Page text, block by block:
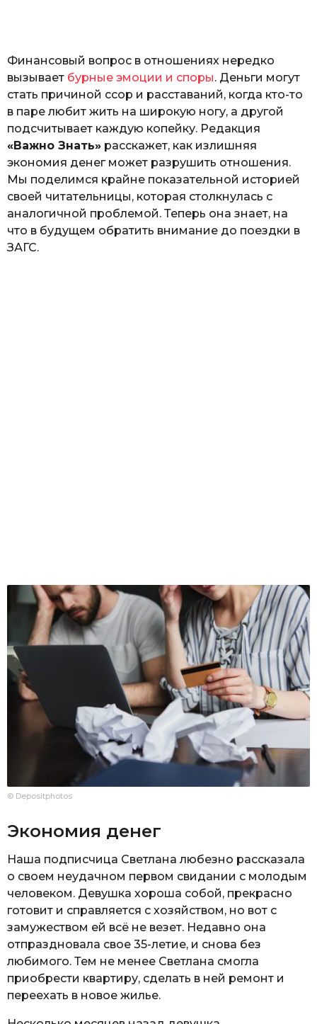
Финансовый вопрос в отношениях нередко
вызывает бурные эмоции и споры. Деньги могут
стать причиной ссор и расставаний, когда кто-то
в паре любит жить на широкую ногу, а другой
подсчитывает каждую копейку. Редакция
«Важно Знать» расскажет, как излишняя
экономия денег может разрушить отношения.
Мы поделимся крайне показательной историей
своей читательницы, которая столкнулась с
аналогичной проблемой. Теперь она знает, на
что в будущем обратить внимание до поездки в
ЗАГС.
© Depositphotos
Экономия денег
Наша подписчица Светлана любезно рассказала
о своем неудачном первом свидании с молодым
человеком. Девушка хороша собой, прекрасно
готовит и справляется с хозяйством, но вот с
замужеством ей всё не везет. Недавно она
отпраздновала свое 35-летие, и снова без
любимого. Тем не менее Светлана смогла
приобрести квартиру, сделать в ней ремонт и
переехать в новое жилье.